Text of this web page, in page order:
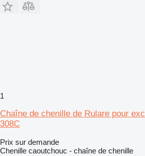
1
Chaîne de chenille de Rulare pour
308C
Prix sur demande
Chenille caoutchouc - chaîne de chenille